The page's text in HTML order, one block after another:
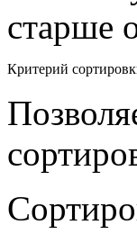
старше
Критерий